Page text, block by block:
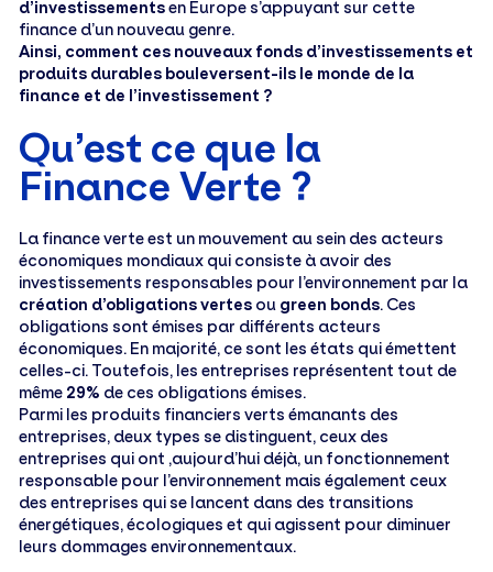
d’investissementsen Europe s’appuyant sur cette
finance d’un nouveau genre.
Ainsi, comment ces nouveaux fonds d’investissements et
produits durables bouleversent-ils le monde de la
finance et de l’investissement ?
Qu’est ce que la
Finance Verte ?
La finance verte est un mouvement au sein des acteurs
économiques mondiaux qui consiste à avoir des
investissements responsables pour l’environnement par la
création d’obligations vertes ou green bonds. Ces
obligations sont émises par différents acteurs
économiques. En majorité, ce sont les états qui émettent
celles-ci. Toutefois, les entreprises représentent tout de
même 29% de ces obligations émises.
Parmi les produits financiers verts émanants des
entreprises, deux types se distinguent, ceux des
entreprises qui ont ,aujourd’hui déjà, un fonctionnement
responsable pour l’environnement mais également ceux
des entreprises qui se lancent dans des transitions
énergétiques, écologiques et qui agissent pour diminuer
leurs dommages environnementaux.